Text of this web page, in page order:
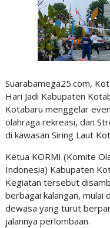
Suarabamega25.com,
Hari Jadi Kabupaten
Kotabaru menggelar
olahraga rekreasi, dan
di kawasan Siring Laut
Ketua KORMI (Komite
Indonesia) Kabupaten
Kegiatan tersebut
berbagai kalangan, mulai
dewasa yang turut
jalannya perlombaan.